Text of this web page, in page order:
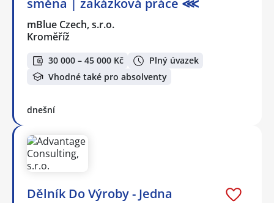
mBlue Czech, s.r.o.
Kroměříž
30 000 – 45 000 Kč
Plný úvazek
Vhodné také pro absolventy
dnešní
Dělník Do Výroby - Jedna